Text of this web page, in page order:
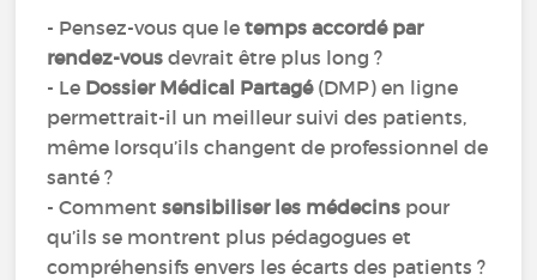
- Pensez-vous que letemps accordé par
rendez-vous devrait être plus long ?
- Le Dossier Médical Partagé(DMP) en ligne
permettrait-il un meilleur suivi des patients,
même lorsqu’ils changent de professionnel de
santé ?
- Commentsensibiliser les médecins pour
qu’ils se montrent plus pédagogues et
compréhensifs envers les écarts des patients ?